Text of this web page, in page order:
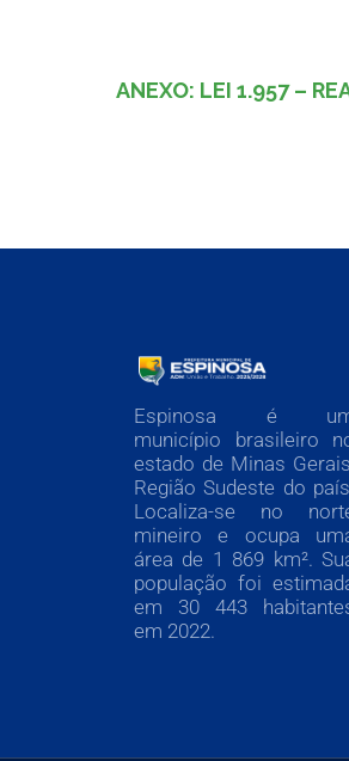
ANEXO: LEI 1.957 –
Espinosa é
município brasileiro
estado de Minas
Região Sudeste do
Localiza-se no
mineiro e ocupa
área de 1 869 km².
população foi
em 30 443
em 2022.